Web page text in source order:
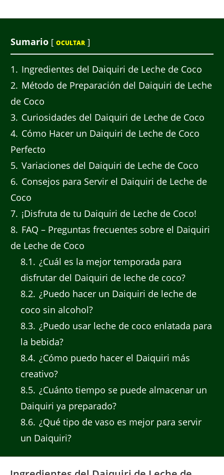
Sumario [ OCULTAR ]
1
Ingredientes del Daiquiri de Leche de Coco
2 Método de Preparación del Daiquiri de Leche
de Coco
3 Curiosidades del Daiquiri de Leche de Coco
4 Cómo Hacer un Daiquiri de Leche de Coco
Perfecto
5 Variaciones del Daiquiri de Leche de Coco
6 Consejos para Servir el Daiquiri de Leche de
Coco
7 ¡Disfruta de tu Daiquiri de Leche de Coco!
8 FAQ – Preguntas frecuentes sobre el Daiquiri
de Leche de Coco
8.1
¿Cuál es la mejor temporada para
disfrutar del Daiquiri de leche de coco?
8.2 ¿Puedo hacer un Daiquiri de leche de
coco sin alcohol?
8.3 ¿Puedo usar leche de coco enlatada para
la bebida?
8.4 ¿Cómo puedo hacer el Daiquiri más
creativo?
8.5 ¿Cuánto tiempo se puede almacenar un
Daiquiri ya preparado?
8.6 ¿Qué tipo de vaso es mejor para servir
un Daiquiri?